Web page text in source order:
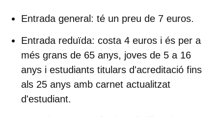
Entrada general: té un preu de 7 euros.
Entrada reduïda: costa 4 euros i és per a
més grans de 65 anys, joves de 5 a 16
anys i estudiants titulars d'acreditació fins
als 25 anys amb carnet actualitzat
d'estudiant.